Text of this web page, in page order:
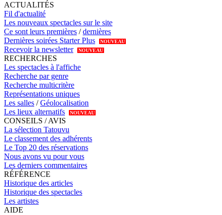
ACTUALITÉS
Fil d'actualité
Les nouveaux spectacles sur le site
Ce sont leurs premières /dernières
Dernières soirées Starter Plus
NOUVEAU
Recevoir la newsletter NOUVEAU
RECHERCHES
Les spectacles à l'affiche
Recherche par genre
Recherche multicritère
Représentations uniques
Les salles /Géolocalisation
Les lieux alternatifs
NOUVEAU
CONSEILS / AVIS
La sélection Tatouvu
Le classement des adhérents
Le Top 20 des réservations
Nous avons vu pour vous
Les derniers commentaires
RÉFÉRENCE
Historique des articles
Historique des spectacles
Les artistes
AIDE